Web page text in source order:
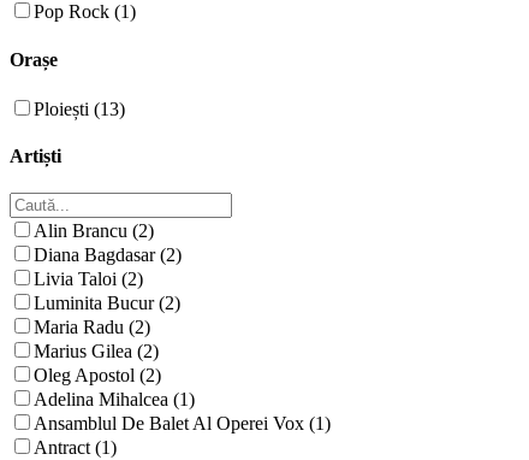
Pop Rock (1)
Orașe
Ploiești (13)
Artiști
Alin Brancu (2)
Diana Bagdasar (2)
Livia Taloi (2)
Luminita Bucur (2)
Maria Radu (2)
Marius Gilea (2)
Oleg Apostol (2)
Adelina Mihalcea (1)
Ansamblul De Balet Al Operei Vox (1)
Antract (1)